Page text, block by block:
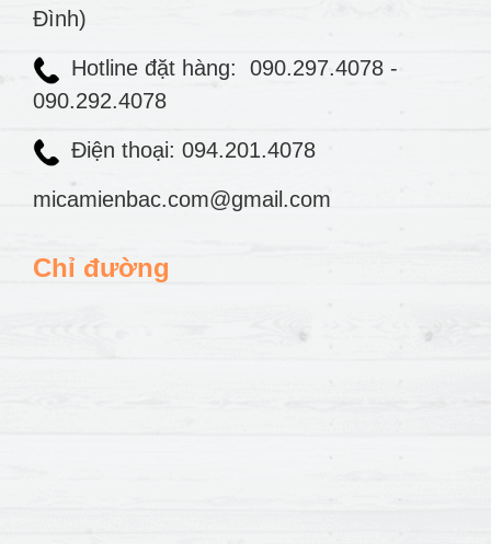
Đình)
Hotline đặt hàng: 090.297.4078 -
090.292.4078
Điện thoại: 094.201.4078
micamienbac.com@gmail.com
Chỉ đường